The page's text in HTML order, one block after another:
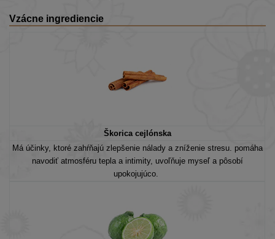
Vzácne ingrediencie
Škorica cejlónska
Má účinky, ktoré zahŕňajú zlepšenie nálady a zníženie stresu. pomáha
navodiť atmosféru tepla a intimity, uvoľňuje myseľ a pôsobí
upokojujúco.